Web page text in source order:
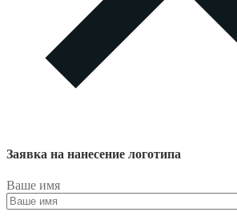
Заявка на нанесение логотипа
Ваше имя